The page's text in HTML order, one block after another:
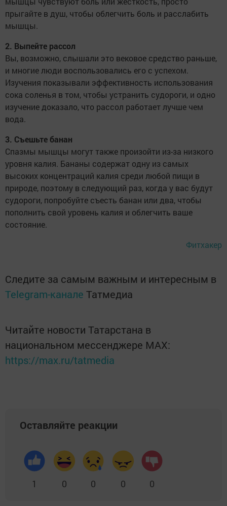
прыгайте в душ, чтобы облегчить боль и расслабить
мышцы.
2. Выпейте рассол
Вы, возможно, слышали это вековое средство раньше,
и многие люди воспользовались его с успехом.
Изучения показывали эффективность использования
сока соленья в том, чтобы устранить судороги, и одно
изучение доказало, что рассол работает лучше чем
вода.
3. Съешьте банан
Спазмы мышцы могут также произойти из-за низкого
уровня калия. Бананы содержат одну из самых
высоких концентраций калия среди любой пищи в
природе, поэтому в следующий раз, когда у вас будут
судороги, попробуйте съесть банан или два, чтобы
пополнить свой уровень калия и облегчить ваше
состояние.
Фитхакер
Следите за самым важным и интересным в
Telegram-канале Татмедиа
Читайте новости Татарстана в
национальном мессенджере MАХ:
https://max.ru/tatmedia
Оставляйте реакции
1 0 0 0 0